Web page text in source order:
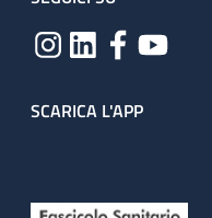
SCARICA L'APP